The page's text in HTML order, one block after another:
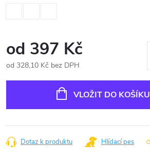
od 397 Kč
od 328,10 Kč bez DPH
VLOŽIT DO KOŠÍKU
Dotaz k produktu Hlídací pes